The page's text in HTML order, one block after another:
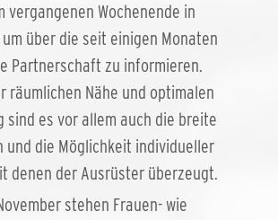
vergangenen Wochenende in
über die seit einigen Monaten
Partnerschaft zu informieren.
räumlichen Nähe und optimalen
sind es vor allem auch die breite
und die Möglichkeit individueller
denen der Ausrüster überzeugt.
stehen Frauen- wie